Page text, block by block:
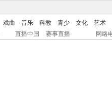
戏曲 音乐 科教 青少 文化
艺术
直播中国 赛事直播 网络